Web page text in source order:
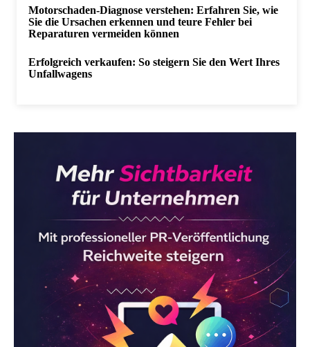
Motorschaden-Diagnose verstehen: Erfahren Sie, wie
Sie die Ursachen erkennen und teure Fehler bei
Reparaturen vermeiden können
Erfolgreich verkaufen: So steigern Sie den Wert Ihres
Unfallwagens